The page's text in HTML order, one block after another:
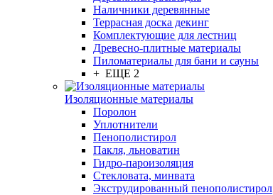
Наличники деревянные
Террасная доска декинг
Комплектующие для лестниц
Древесно-плитные материалы
Пиломатериалы для бани и сауны
+ ЕЩЕ 2
Изоляционные материалы
Поролон
Уплотнители
Пенополистирол
Пакля, льноватин
Гидро-пароизоляция
Стекловата, минвата
Экструдированный пенополистирол